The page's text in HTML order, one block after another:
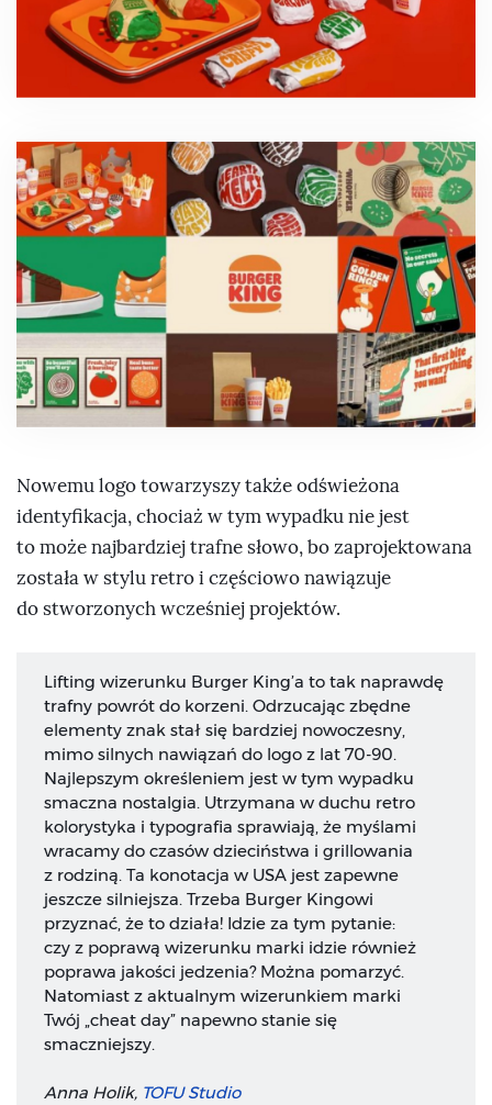
Nowemu logo towarzyszy także odświeżona
identyfikacja, chociaż w tym wypadku nie jest
to może najbardziej trafne słowo, bo zaprojektowana
została w stylu retro i częściowo nawiązuje
do stworzonych wcześniej projektów.
Lifting wizerunku Burger King’a to tak naprawdę
trafny powrót do korzeni. Odrzucając zbędne
elementy znak stał się bardziej nowoczesny,
mimo silnych nawiązań do logo z lat 70-90.
Najlepszym określeniem jest w tym wypadku
smaczna nostalgia. Utrzymana w duchu retro
kolorystyka i typografia sprawiają, że myślami
wracamy do czasów dzieciństwa i grillowania
z rodziną. Ta konotacja w USA jest zapewne
jeszcze silniejsza. Trzeba Burger Kingowi
przyznać, że to działa! Idzie za tym pytanie:
czy z poprawą wizerunku marki idzie również
poprawa jakości jedzenia? Można pomarzyć.
Natomiast z aktualnym wizerunkiem marki
Twój „cheat day” napewno stanie się
smaczniejszy.
Anna Holik, TOFU Studio